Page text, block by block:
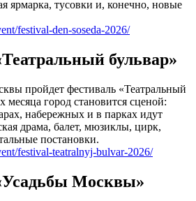
ярмарка, тусовки и, конечно, новые
festival-den-soseda-2026/
бульвар»
пройдет фестиваль «Театральный
месяца город становится сценой:
набережных и в парках идут
драма, балет, мюзиклы, цирк,
постановки.
festival-teatralnyj-bulvar-2026/
Москвы»